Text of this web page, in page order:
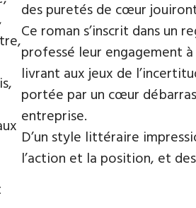
des puretés de cœur
Ce roman s’inscrit dans un
professé leur engagement
livrant aux jeux de
portée par un cœur
entreprise.
D’un style littéraire
l’action et la position, et